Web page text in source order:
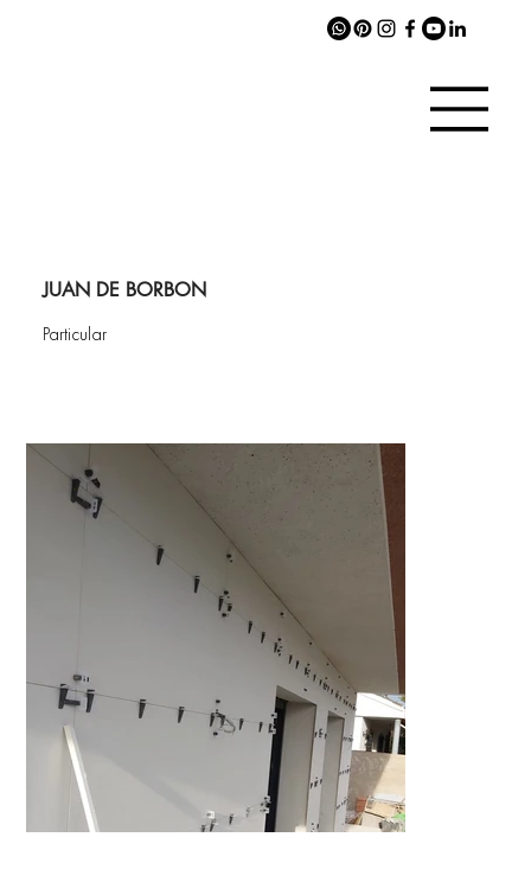
JUAN DE BORBON
Particular